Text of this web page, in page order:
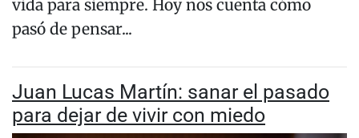
vida para siempre. Hoy nos cuenta cómo
pasó de pensar...
Juan Lucas Martín: sanar el pasado
para dejar de vivir con miedo